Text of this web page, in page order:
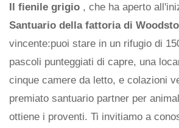
Il fienile grigio , che ha aperto
Santuario della fattoria di
vincente:puoi stare in un rifugio di
pascoli punteggiati di capre, una
cinque camere da letto, e colazioni
premiato santuario partner per
ottiene i proventi. Ti invitiamo a